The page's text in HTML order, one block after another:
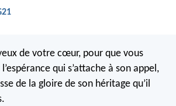
de votre cœur, pour que vous
qui s’attache à son appel,
de la gloire de son héritage qu’il